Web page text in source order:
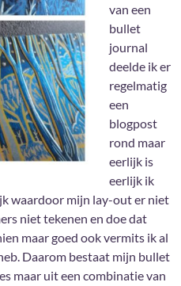
van een
bullet
journal
deelde ik er
regelmatig
een
blogpost
rond maar
eerlijk is
eerlijk ik
waardoor mijn lay-out er niet
niet tekenen en doe dat
maar goed ook vermits ik al
Daarom bestaat mijn bullet
maar uit een combinatie van